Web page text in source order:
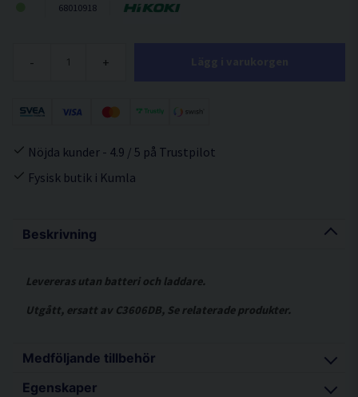
Beskrivning
Levereras utan batteri och laddare.
Utgått, ersatt av C3606DB, Se relaterade produkter.
Medföljande tillbehör
Egenskaper
68010918
- +
Nöjda kunder - 4.9 / 5 på Trustpilot
Fysisk butik i Kumla